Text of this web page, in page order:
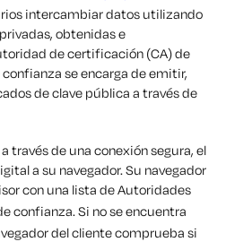
intercambiar datos utilizando
obtenidas e
de certificación (CA) de
se encarga de emitir,
de clave pública a través de
través de una conexión segura, el
a su navegador. Su navegador
con una lista de Autoridades
confianza. Si no se encuentra
del cliente comprueba si